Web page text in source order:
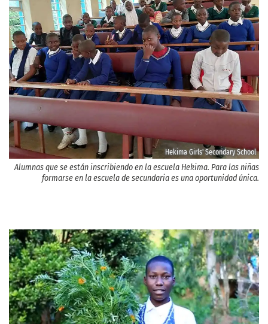
Hekima Girls' Secondary School
Alumnas que se están inscribiendo en la escuela Hekima. Para las niñas
formarse en la escuela de secundaria es una oportunidad única.